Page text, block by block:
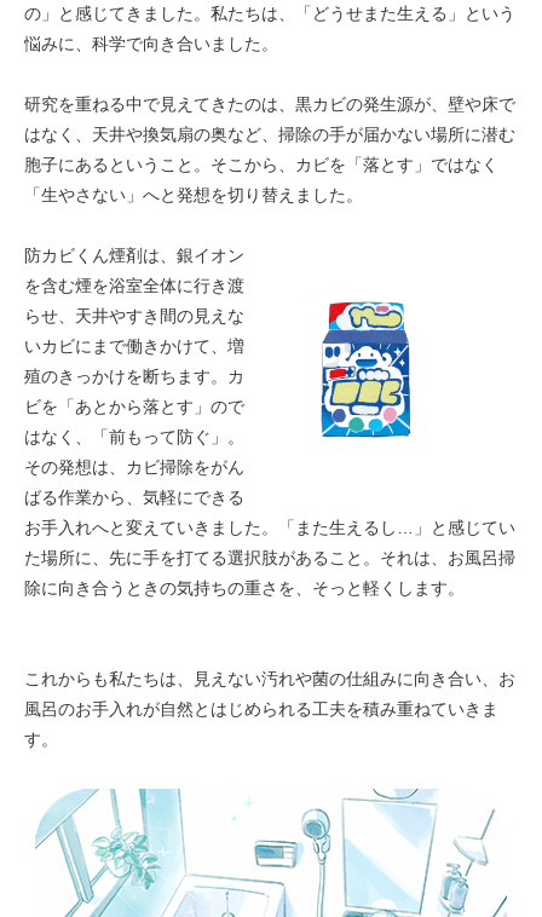
の」と感じてきました。私たちは、「どうせまた生える」という
悩みに、科学で向き合いました。
研究を重ねる中で見えてきたのは、黒カビの発生源が、壁や床で
はなく、天井や換気扇の奥など、掃除の手が届かない場所に潜む
胞子にあるということ。そこから、カビを「落とす」ではなく
「生やさない」へと発想を切り替えました。
防カビくん煙剤は、銀イオン
を含む煙を浴室全体に行き渡
らせ、天井やすき間の見えな
いカビにまで働きかけて、増
殖のきっかけを断ちます。カ
ビを「あとから落とす」ので
はなく、「前もって防ぐ」。
その発想は、カビ掃除をがん
ばる作業から、気軽にできる
お手入れへと変えていきました。「また生えるし…」と感じてい
た場所に、先に手を打てる選択肢があること。それは、お風呂掃
除に向き合うときの気持ちの重さを、そっと軽くします。
これからも私たちは、見えない汚れや菌の仕組みに向き合い、お
風呂のお手入れが自然とはじめられる工夫を積み重ねていきま
す。